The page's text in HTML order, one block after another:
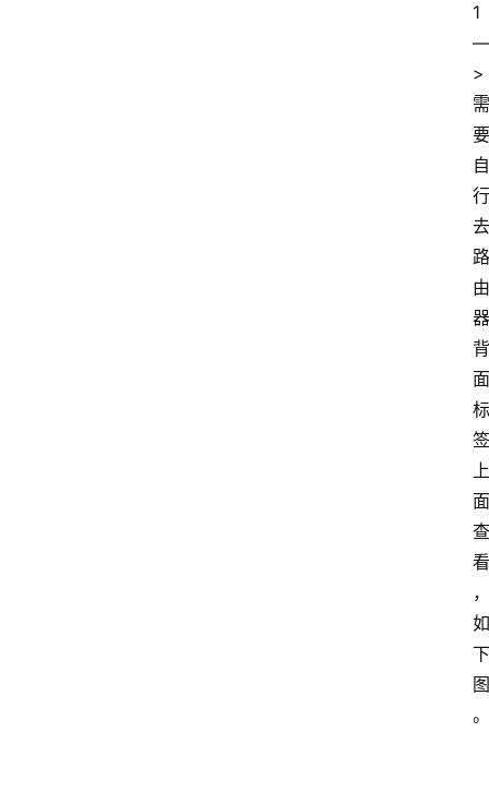
1
>
需
要
自
行
去
路
由
器
背
面
标
签
上
面
查
看
，
如
下
图
。